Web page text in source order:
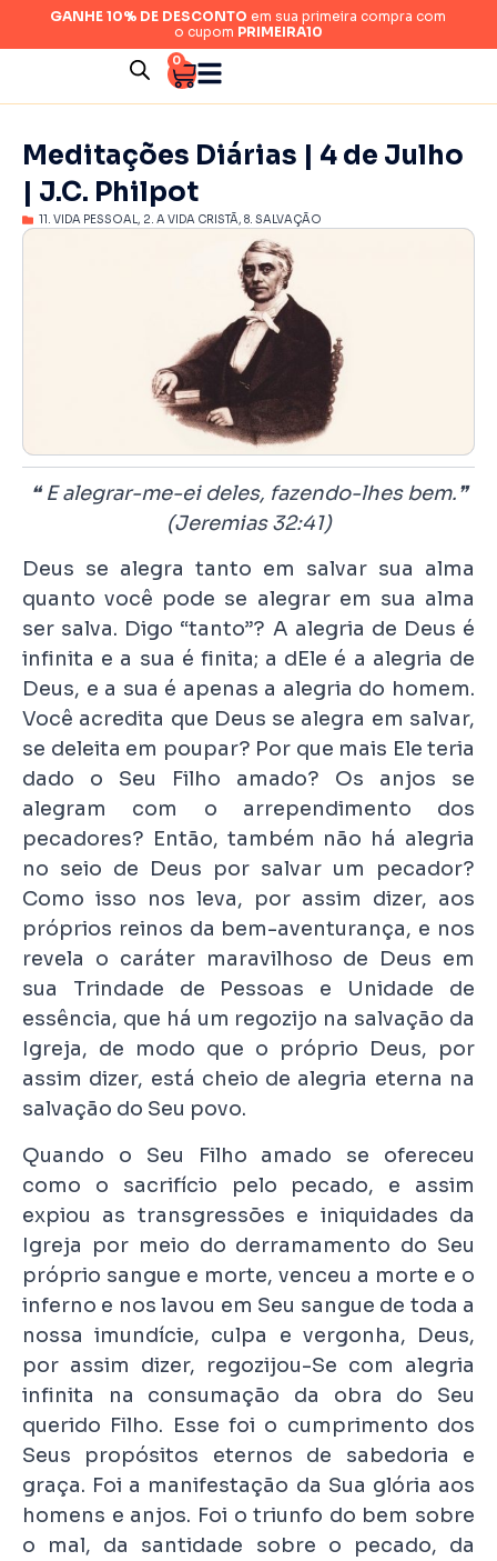
GANHE 10% DE DESCONTO em sua primeira compra com
o cupom PRIMEIRA10
0
Meditações Diárias | 4 de Julho
| J.C. Philpot
11. VIDA PESSOAL, 2. A VIDA CRISTÃ, 8. SALVAÇÃO
❝ E alegrar-me-ei deles, fazendo-lhes bem.❞
(Jeremias 32:41)
Deus se alegra tanto em salvar sua alma
quanto você pode se alegrar em sua alma
ser salva. Digo “tanto”? A alegria de Deus é
infinita e a sua é finita; a dEle é a alegria de
Deus, e a sua é apenas a alegria do homem.
Você acredita que Deus se alegra em salvar,
se deleita em poupar? Por que mais Ele teria
dado o Seu Filho amado? Os anjos se
alegram com o arrependimento dos
pecadores? Então, também não há alegria
no seio de Deus por salvar um pecador?
Como isso nos leva, por assim dizer, aos
próprios reinos da bem-aventurança, e nos
revela o caráter maravilhoso de Deus em
sua Trindade de Pessoas e Unidade de
essência, que há um regozijo na salvação da
Igreja, de modo que o próprio Deus, por
assim dizer, está cheio de alegria eterna na
salvação do Seu povo.
Quando o Seu Filho amado se ofereceu
como o sacrifício pelo pecado, e assim
expiou as transgressões e iniquidades da
Igreja por meio do derramamento do Seu
próprio sangue e morte, venceu a morte e o
inferno e nos lavou em Seu sangue de toda a
nossa imundície, culpa e vergonha, Deus,
por assim dizer, regozijou-Se com alegria
infinita na consumação da obra do Seu
querido Filho. Esse foi o cumprimento dos
Seus propósitos eternos de sabedoria e
graça. Foi a manifestação da Sua glória aos
homens e anjos. Foi o triunfo do bem sobre
o mal, da santidade sobre o pecado, da